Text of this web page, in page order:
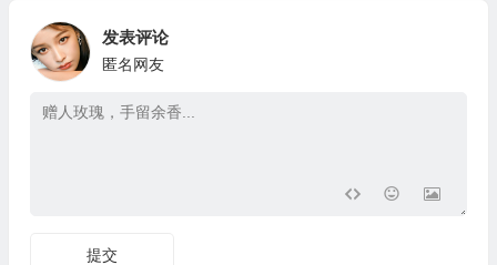
发表评论
匿名网友
提交